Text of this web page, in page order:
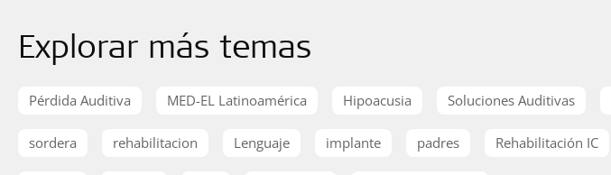
Explorar más temas
Pérdida Auditiva MED-EL Latinoamérica Hipoacusia Soluciones Auditivas
sordera rehabilitacion Lenguaje implante padres Rehabilitación IC